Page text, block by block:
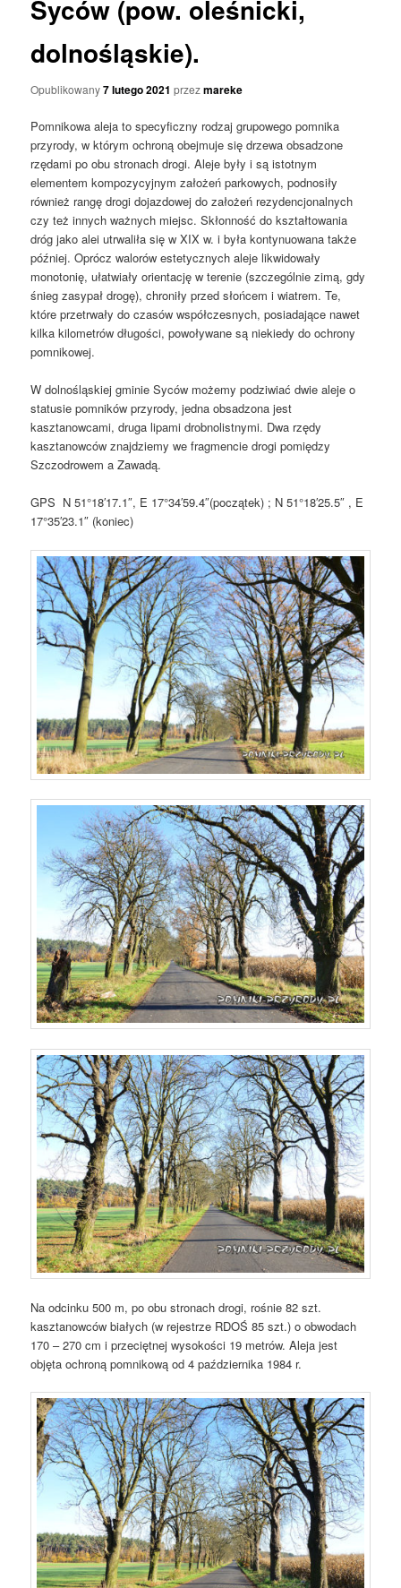
Syców (pow. oleśnicki,
dolnośląskie).
Opublikowany7 lutego 2021 przezmareke
Pomnikowa aleja to specyficzny rodzaj grupowego pomnika
przyrody, w którym ochroną obejmuje się drzewa obsadzone
rzędami po obu stronach drogi. Aleje były i są istotnym
elementem kompozycyjnym założeń parkowych, podnosiły
również rangę drogi dojazdowej do założeń rezydencjonalnych
czy też innych ważnych miejsc. Skłonność do kształtowania
dróg jako alei utrwaliła się w XIX w. i była kontynuowana także
później. Oprócz walorów estetycznych aleje likwidowały
monotonię, ułatwiały orientację w terenie (szczególnie zimą, gdy
śnieg zasypał drogę), chroniły przed słońcem i wiatrem. Te,
które przetrwały do czasów współczesnych, posiadające nawet
kilka kilometrów długości, powoływane są niekiedy do ochrony
pomnikowej.
W dolnośląskiej gminie Syców możemy podziwiać dwie aleje o
statusie pomników przyrody, jedna obsadzona jest
kasztanowcami, druga lipami drobnolistnymi. Dwa rzędy
kasztanowców znajdziemy we fragmencie drogi pomiędzy
Szczodrowem a Zawadą.
GPS N 51°18′17.1″, E 17°34′59.4″(początek) ; N 51°18′25.5″ , E
17°35′23.1″ (koniec)
Na odcinku 500 m, po obu stronach drogi, rośnie 82 szt.
kasztanowców białych (w rejestrze RDOŚ 85 szt.) o obwodach
170 – 270 cm i przeciętnej wysokości 19 metrów. Aleja jest
objęta ochroną pomnikową od 4 października 1984 r.